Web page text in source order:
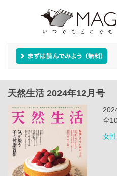
天然生活 2024年12月号
全
女